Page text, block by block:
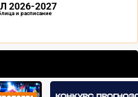
2026-2027
и расписание